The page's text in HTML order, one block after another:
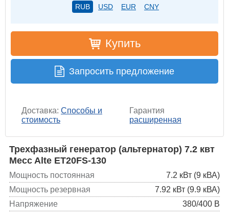
RUB USD EUR CNY
Купить
Запросить предложение
Доставка: Способы и
стоимость
Гарантия
расширенная
Трехфазный генератор (альтернатор) 7.2 квт
Mecc Alte ET20FS-130
Мощность постоянная
7.2 кВт (9 кВА)
Мощность резервная
7.92 кВт (9.9 кВА)
Напряжение
380/400 В